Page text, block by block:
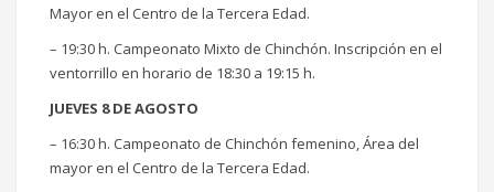
Mayor en el Centro de la Tercera Edad.
– 19:30 h. Campeonato Mixto de Chinchón. Inscripción en el
ventorrillo en horario de 18:30 a 19:15 h.
JUEVES 8 DE AGOSTO
– 16:30 h. Campeonato de Chinchón femenino, Área del
mayor en el Centro de la Tercera Edad.